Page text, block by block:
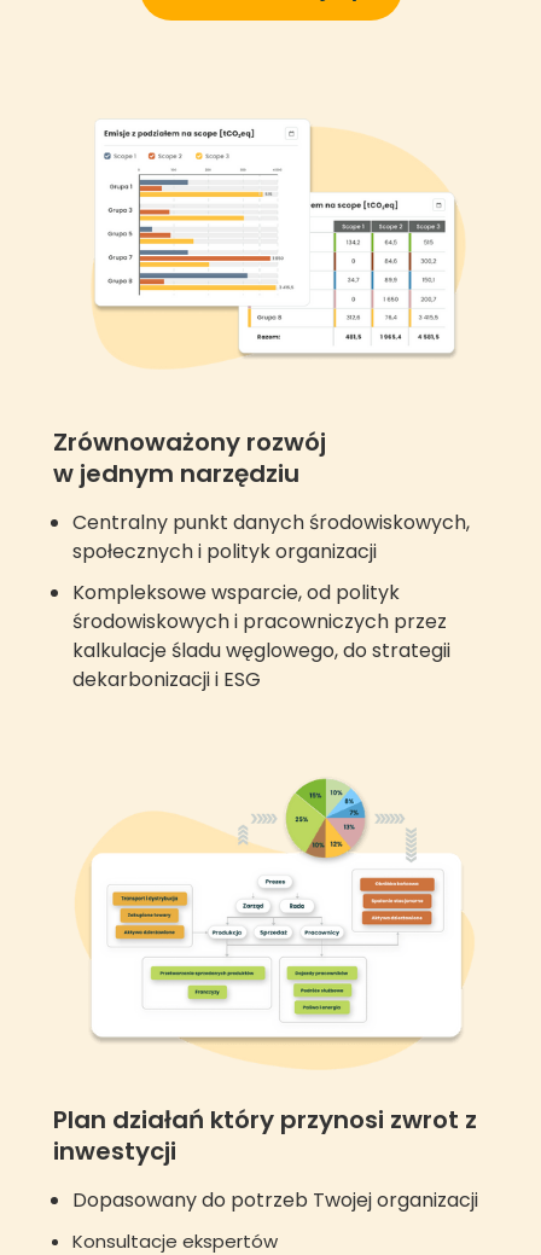
Zrównoważony rozwój
w jednym narzędziu
Centralny punkt danych środowiskowych,
społecznych i polityk organizacji
Kompleksowe wsparcie, od polityk
środowiskowych i pracowniczych przez
kalkulacje śladu węglowego, do strategii
dekarbonizacji i ESG
Plan działań który przynosi zwrot z
inwestycji
Dopasowany do potrzeb Twojej organizacji
Konsultacje ekspertów